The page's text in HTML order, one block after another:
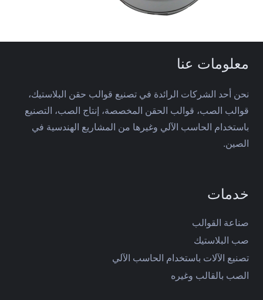
معلومات عنا
نحن أحد الشركات الرائدة في تصنيع قوالب حقن البلاستيك،
قوالب الصب، قوالب الحقن المخصصة، إنتاج الصب، التصنيع
باستخدام الحاسب الآلي وغيرها من المشاريع الهندسية في
الصين.
خدمات
صناعة القوالب
صب البلاستيك
تصنيع الآلات باستخدام الحاسب الآلي
الصب بالقالب وغيره